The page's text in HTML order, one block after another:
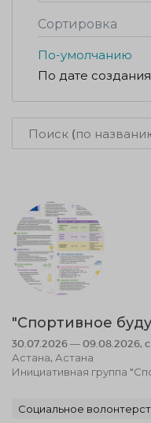
Сортировка
По-умолчанию
По дате создания
"Спортивное
30.07.2026 — 09.08.2026, c
Астана, Астана
Инициативная группа
Социальное